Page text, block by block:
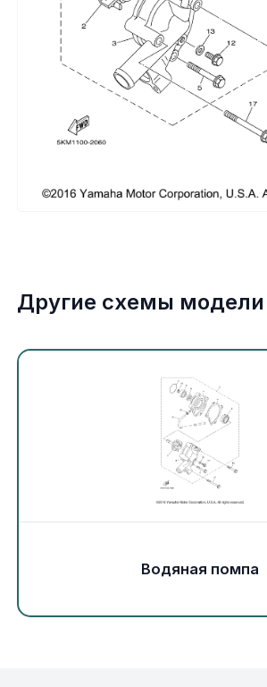
Трансмиссия
Управление
Хранение и
Электрика
Движители
Швартовное
Якорное
Охлаждение
Другие схемы модели
Водяная помпа